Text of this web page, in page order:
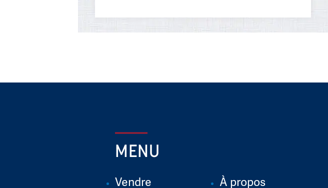
MENU
Vendre À propos